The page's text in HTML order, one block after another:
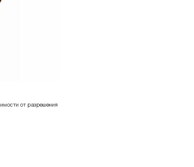
от разрешения